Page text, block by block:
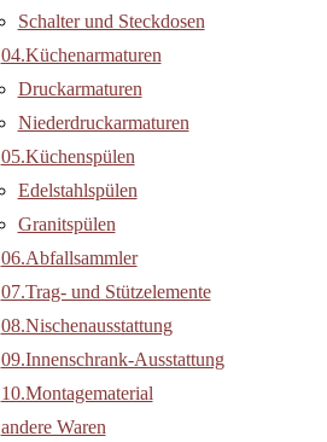
Schalter und Steckdosen
04.Küchenarmaturen
Druckarmaturen
Niederdruckarmaturen
05.Küchenspülen
Edelstahlspülen
Granitspülen
06.Abfallsammler
07.Trag- und Stützelemente
08.Nischenausstattung
09.Innenschrank-Ausstattung
10.Montagematerial
andere Waren